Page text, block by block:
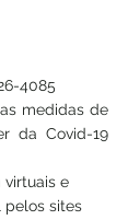
4085
medidas de
da Covid-19
virtuais e
pelos sites